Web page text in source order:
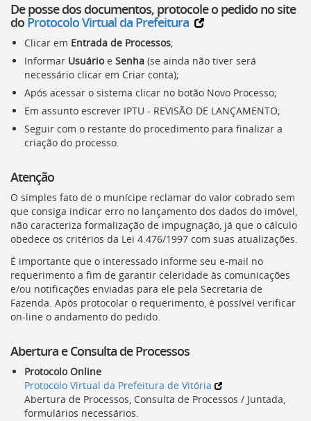
De posse dos documentos, protocole o pedido no site
do Protocolo Virtual da Prefeitura
Clicar em Entrada de Processos;
Informar Usuárioe Senha (se ainda não tiver será
necessário clicar em Criar conta);
Após acessar o sistema clicar no botão Novo Processo;
Em assunto escrever IPTU - REVISÃO DE LANÇAMENTO;
Seguir com o restante do procedimento para finalizar a
criação do processo.
Atenção
O simples fato de o munícipe reclamar do valor cobrado sem
que consiga indicar erro no lançamento dos dados do imóvel,
não caracteriza formalização de impugnação, já que o cálculo
obedece os critérios da Lei 4.476/1997 com suas atualizações.
É importante que o interessado informe seu e-mail no
requerimento a fim de garantir celeridade às comunicações
e/ou notificações enviadas para ele pela Secretaria de
Fazenda. Após protocolar o requerimento, é possível verificar
on-line o andamento do pedido.
Abertura e Consulta de Processos
Protocolo Online
Protocolo Virtual da Prefeitura de Vitória
Abertura de Processos, Consulta de Processos / Juntada,
formulários necessários.